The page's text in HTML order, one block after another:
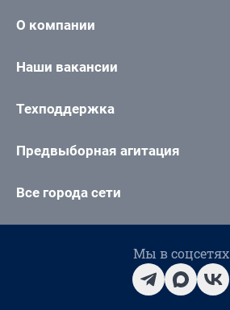
О компании
Наши вакансии
Техподдержка
Предвыборная агитация
Все города сети
Мы в соцсетях